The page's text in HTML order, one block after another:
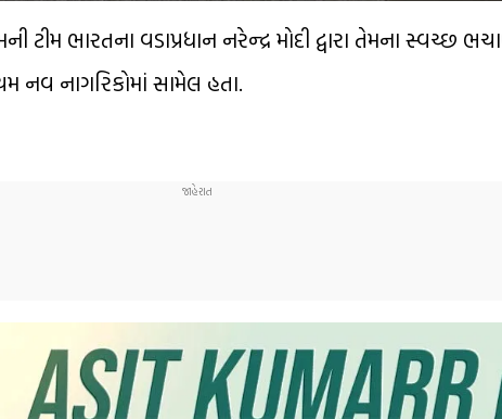
ટીમ ભારતના વડાપ્રધાન નરેન્દ્ર મોદી દ્વારા તેમના સ્વચ્છ
નવ નાગરિકોમાં સામેલ હતા.